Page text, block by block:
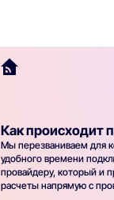
Как происходит
Мы перезваниваем для
удобного времени
провайдеру, который и
расчеты напрямую с